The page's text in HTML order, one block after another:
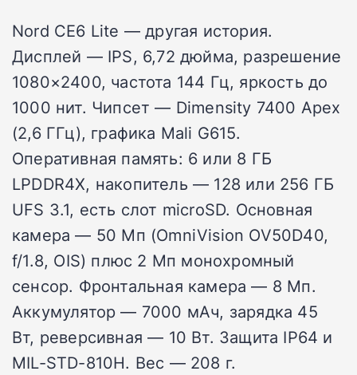
Nord CE6 Lite — другая история.
Дисплей — IPS, 6,72 дюйма, разрешение
1080×2400, частота 144 Гц, яркость до
1000 нит. Чипсет — Dimensity 7400 Apex
(2,6 ГГц), графика Mali G615.
Оперативная память: 6 или 8 ГБ
LPDDR4X, накопитель — 128 или 256 ГБ
UFS 3.1, есть слот microSD. Основная
камера — 50 Мп (OmniVision OV50D40,
f/1.8, OIS) плюс 2 Мп монохромный
сенсор. Фронтальная камера — 8 Мп.
Аккумулятор — 7000 мАч, зарядка 45
Вт, реверсивная — 10 Вт. Защита IP64 и
MIL-STD-810H. Вес — 208 г.